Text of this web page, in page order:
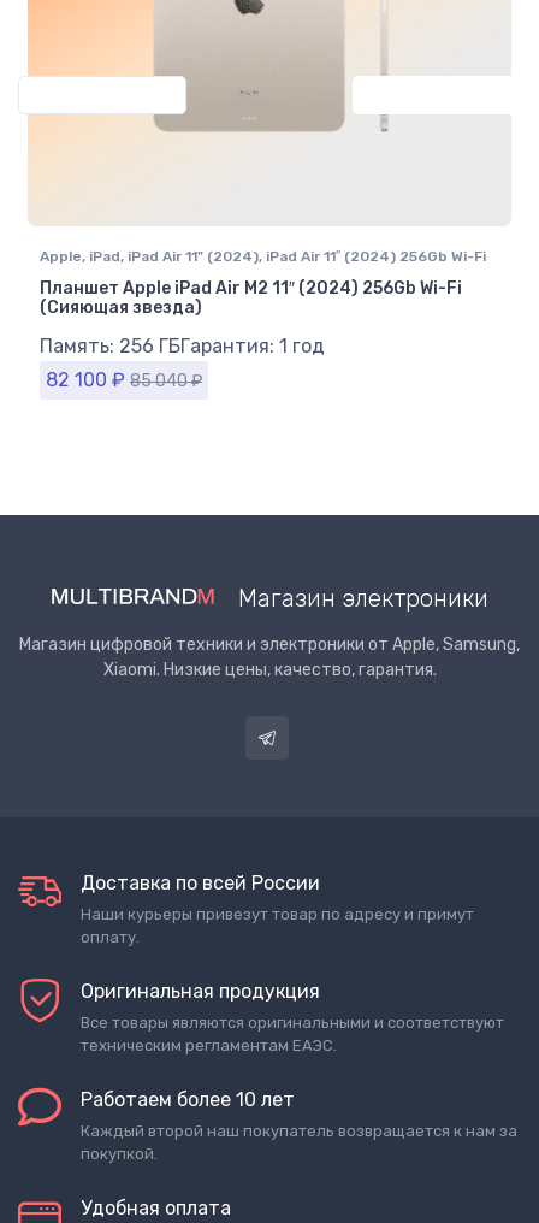
Apple, iPad, iPad Air 11" (2024), iPad Air 11″ (2024) 256Gb Wi-Fi
Планшет Apple iPad Air M2 11″ (2024) 256Gb Wi-Fi
(Сияющая звезда)
Память: 256 ГБГарантия: 1 год
82 100 ₽ 85 040₽
Магазин электроники
Магазин цифровой техники и электроники от Apple, Samsung,
Xiaomi. Низкие цены, качество, гарантия.
Доставка по всей России
Наши курьеры привезут товар по адресу и примут
оплату.
Оригинальная продукция
Все товары являются оригинальными и соответствуют
техническим регламентам ЕАЭС.
Работаем более 10 лет
Каждый второй наш покупатель возвращается к нам за
покупкой.
Удобная оплата